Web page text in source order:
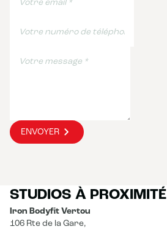
ENVOYER
STUDIOS À PROXIMITÉ
Iron Bodyfit Vertou
106 Rte de la Gare,